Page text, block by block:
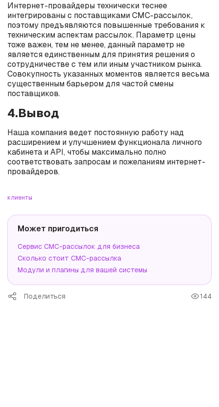
Интернет-провайдеры технически теснее
интегрированы с поставщиками СМС-рассылок,
поэтому предъявляются повышенные требования к
техническим аспектам рассылок. Параметр цены
тоже важен, тем не менее, данный параметр не
является единственным для принятия решения о
сотрудничестве с тем или иным участником рынка.
Совокупность указанных моментов является весьма
существенным барьером для частой смены
поставщиков.
4.Вывод
Наша компания ведет постоянную работу над
расширением и улучшением функционала личного
кабинета и API, чтобы максимально полно
соответствовать запросам и пожеланиям интернет-
провайдеров.
клиенты
Может пригодиться
Сервис СМС-рассылок для бизнеса
Сколько стоит СМС-рассылка
Модули и плагины для вашей системы
Поделиться 144